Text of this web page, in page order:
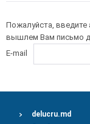
Пожалуйста,
вышлем Вам письмо
E-mail
delucru.md